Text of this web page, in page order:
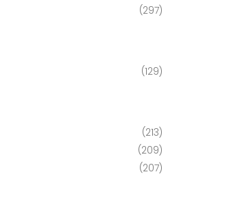
297
129
213
209
207